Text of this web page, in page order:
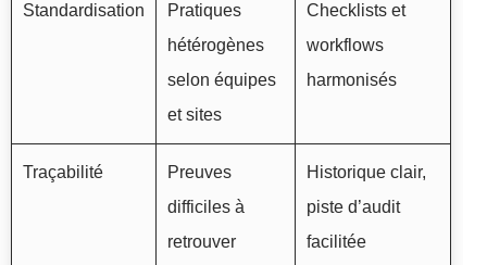
Standardisation
Pratiques
hétérogènes
selon équipes
et sites
Checklists et
workflows
harmonisés
Traçabilité
Preuves
difficiles à
retrouver
Historique clair,
piste d’audit
facilitée